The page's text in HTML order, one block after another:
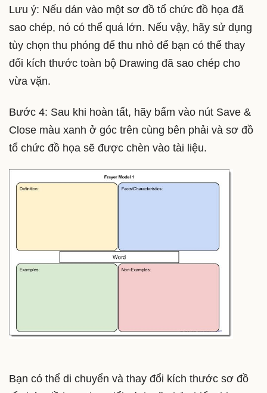
Lưu ý: Nếu dán vào một sơ đồ tổ chức đồ họa đã
sao chép, nó có thể quá lớn. Nếu vậy, hãy sử dụng
tùy chọn thu phóng để thu nhỏ để bạn có thể thay
đổi kích thước toàn bộ Drawing đã sao chép cho
vừa vặn.
Bước 4: Sau khi hoàn tất, hãy bấm vào nút Save &
Close màu xanh ở góc trên cùng bên phải và sơ đồ
tổ chức đồ họa sẽ được chèn vào tài liệu.
Bạn có thể di chuyển và thay đổi kích thước sơ đồ